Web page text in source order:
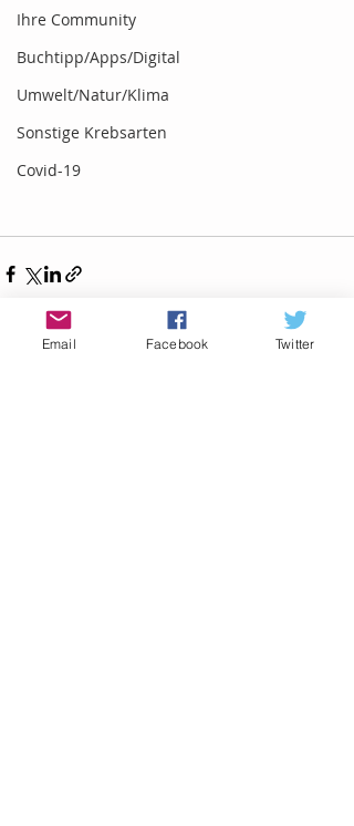
Ihre Community
Buchtipp/Apps/Digital
Umwelt/Natur/Klima
Sonstige Krebsarten
Covid-19
Aktuelle Beiträge Alle ansehen
Email Facebook Twitter